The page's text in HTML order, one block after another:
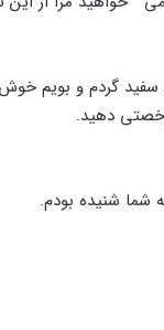
سفید گردم و بویم
دهید.
شما شنیده بودم.